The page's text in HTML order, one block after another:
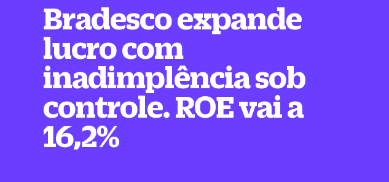
Bradesco expande
lucro com
inadimplência sob
controle. ROE vai a
16,2%